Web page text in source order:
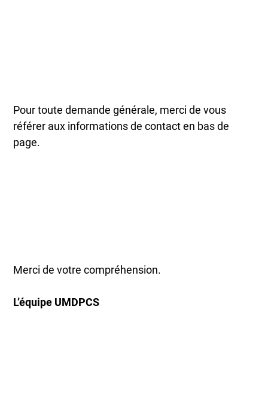
Pour toute demande générale, merci de vous
référer aux informations de contact en bas de
page.
Merci de votre compréhension.
L’équipe UMDPCS